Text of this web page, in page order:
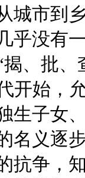
城市到
乎没有
揭、批
开始，
生子女
名义逐
抗争，